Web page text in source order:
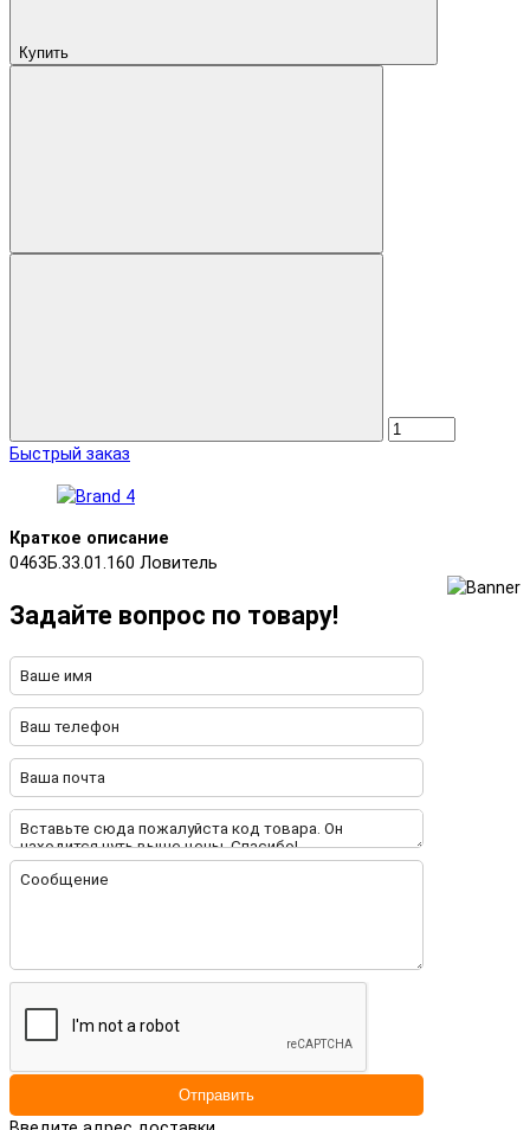
Купить
Быстрый заказ
Краткое описание
0463Б.33.01.160 Ловитель
Задайте вопрос по товару!
Отправить